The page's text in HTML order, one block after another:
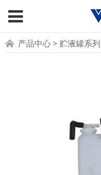
溢水罐总
产品中心> 贮液罐系列